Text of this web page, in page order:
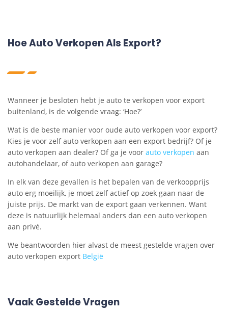
Hoe Auto Verkopen Als Export?
Wanneer je besloten hebt je auto te verkopen voor export
buitenland, is de volgende vraag: ‘Hoe?’
Wat is de beste manier voor oude auto verkopen voor export?
Kies je voor zelf auto verkopen aan een export bedrijf? Of je
auto verkopen aan dealer? Of ga je voor auto verkopen aan
autohandelaar, of auto verkopen aan garage?
In elk van deze gevallen is het bepalen van de verkoopprijs
auto erg moeilijk, je moet zelf actief op zoek gaan naar de
juiste prijs. De markt van de export gaan verkennen. Want
deze is natuurlijk helemaal anders dan een auto verkopen
aan privé.
We beantwoorden hier alvast de meest gestelde vragen over
auto verkopen export België
Vaak Gestelde Vragen